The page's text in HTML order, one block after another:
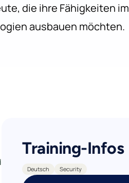
die ihre Fähigkeiten im
ausbauen möchten.
Training-Infos
Deutsch Security